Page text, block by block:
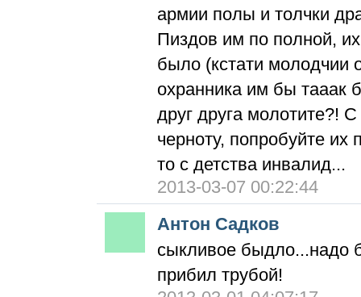
армии полы и толчки
Пиздов им по полной,
было (кстати молодчии
охранника им бы тааак
друг друга молотите?!
черноту, попробуйте их
то с детства инвалид...
2013-03-07 00:22:44
Антон Садков
сыкливое быдло...надо
прибил трубой!